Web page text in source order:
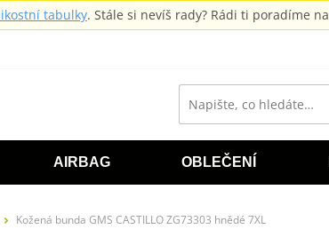
tabulky. Stále si nevíš rady? Rádi ti poradíme na
AIRBAG OBLEČENÍ
Kožená bunda GMS CASTILLO ZG73303 hnědé 7XL